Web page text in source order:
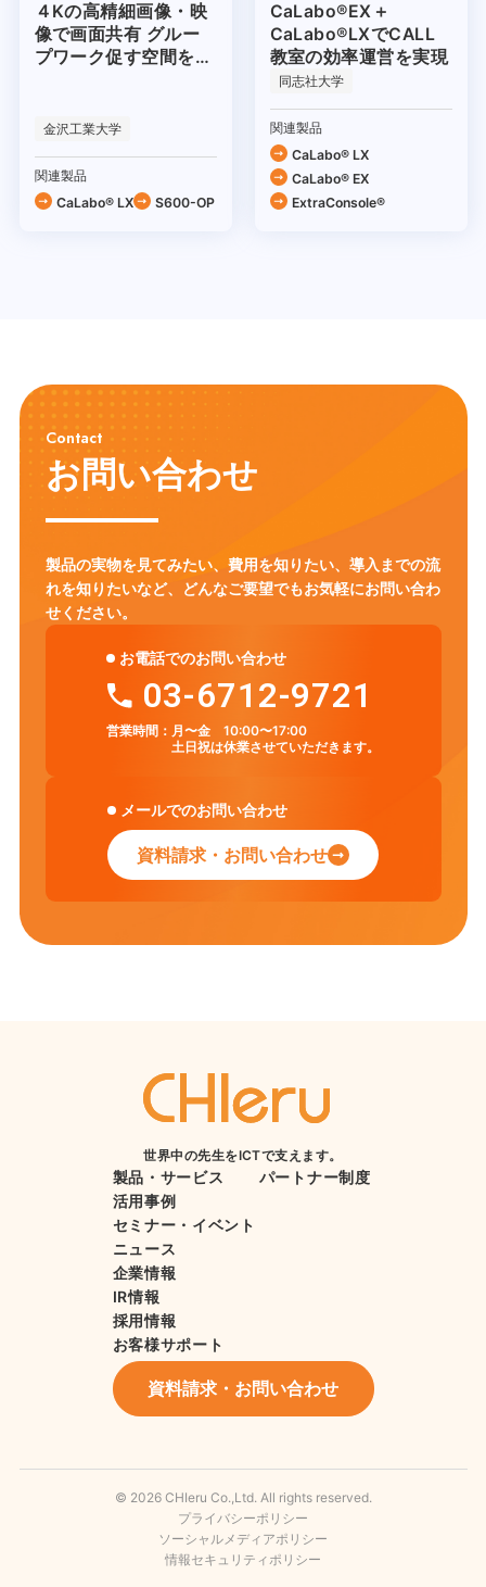
４Kの高精細画像・映
像で画面共有 グルー
プワーク促す空間を構
金沢工業大学
関連製品
CaLabo® LX
S600-OP
CaLabo®EX＋
CaLabo®LXでCALL
教室の効率運営を実現
同志社大学
関連製品
CaLabo® LX
CaLabo® EX
ExtraConsole®
Contact
お問い合わせ
製品の実物を見てみたい、費用を知りたい、導入までの流
れを知りたいなど、
どんなご要望でもお気軽にお問い合わ
せください。
お電話でのお問い合わせ
03-6712-9721
営業時間： 月〜金 10:00〜17:00
土日祝は休業させていただきます。
メールでのお問い合わせ
資料請求・お問い合わせ
世界中の先生をICTで支えます。
製品・サービス
活用事例
セミナー・イベント
ニュース
企業情報
IR情報
採用情報
お客様サポート
パートナー制度
資料請求・お問い合わせ
© 2026 CHIeru Co.,Ltd. All rights reserved.
プライバシーポリシー
ソーシャルメディアポリシー
情報セキュリティポリシー